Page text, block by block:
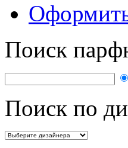
Поиск
Поиск по